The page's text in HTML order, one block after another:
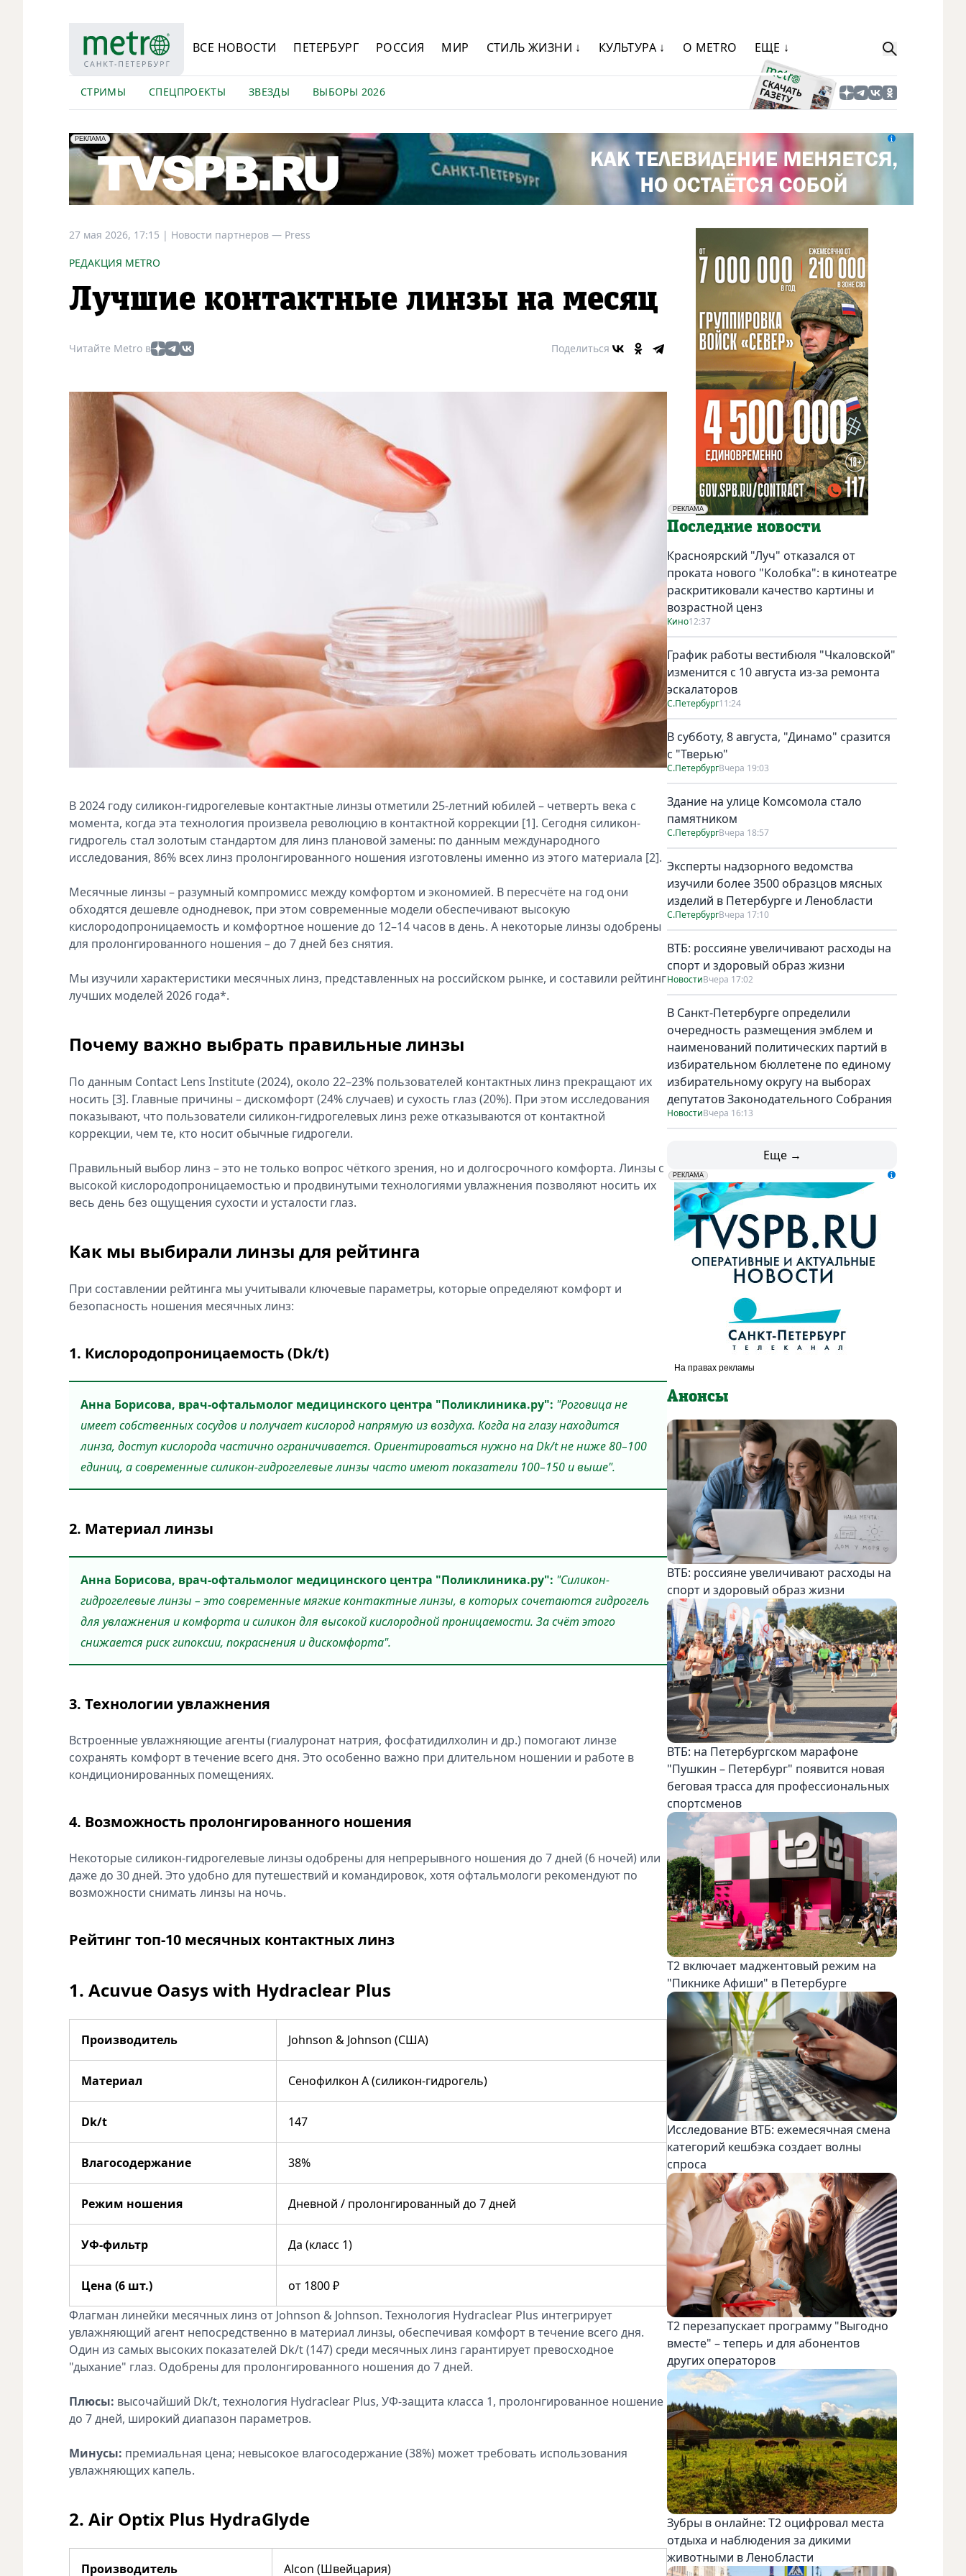
ВСЕ НОВОСТИ ПЕТЕРБУРГ РОССИЯ МИР СТИЛЬ ЖИЗНИ ↓ КУЛЬТУРА ↓ О METRO ЕЩЕ ↓
СТРИМЫ СПЕЦПРОЕКТЫ ЗВЕЗДЫ ВЫБОРЫ 2026
erid: LdtCK5Efv
РЕКЛАМА
АО "ГАТР", ИНН: 7841320717
27 мая 2026, 17:15 | Новости партнеров — Press
РЕДАКЦИЯ METRO
Лучшие контактные линзы на месяц
Читайте Metro в Поделиться
В 2024 году силикон-гидрогелевые контактные линзы отметили 25-летний юбилей – четверть века с
момента, когда эта технология произвела революцию в контактной коррекции [1]. Сегодня силикон-
гидрогель стал золотым стандартом для линз плановой замены: по данным международного
исследования, 86% всех линз пролонгированного ношения изготовлены именно из этого материала [2].
Месячные линзы – разумный компромисс между комфортом и экономией. В пересчёте на год они
обходятся дешевле однодневок, при этом современные модели обеспечивают высокую
кислородопроницаемость и комфортное ношение до 12–14 часов в день. А некоторые линзы одобрены
для пролонгированного ношения – до 7 дней без снятия.
Мы изучили характеристики месячных линз, представленных на российском рынке, и составили рейтинг
лучших моделей 2026 года*.
Почему важно выбрать правильные линзы
По данным Contact Lens Institute (2024), около 22–23% пользователей контактных линз прекращают их
носить [3]. Главные причины – дискомфорт (24% случаев) и сухость глаз (20%). При этом исследования
показывают, что пользователи силикон-гидрогелевых линз реже отказываются от контактной
коррекции, чем те, кто носит обычные гидрогели.
Правильный выбор линз – это не только вопрос чёткого зрения, но и долгосрочного комфорта. Линзы с
высокой кислородопроницаемостью и продвинутыми технологиями увлажнения позволяют носить их
весь день без ощущения сухости и усталости глаз.
Как мы выбирали линзы для рейтинга
При составлении рейтинга мы учитывали ключевые параметры, которые определяют комфорт и
безопасность ношения месячных линз:
1. Кислородопроницаемость (Dk/t)
Анна Борисова, врач-офтальмолог медицинского центра "Поликлиника.ру": "Роговица не
имеет собственных сосудов и получает кислород напрямую из воздуха. Когда на глазу находится
линза, доступ кислорода частично ограничивается. Ориентироваться нужно на Dk/t не ниже 80–100
единиц, а современные силикон-гидрогелевые линзы часто имеют показатели 100–150 и выше".
2. Материал линзы
Анна Борисова, врач-офтальмолог медицинского центра "Поликлиника.ру": "Силикон-
гидрогелевые линзы – это современные мягкие контактные линзы, в которых сочетаются гидрогель
для увлажнения и комфорта и силикон для высокой кислородной проницаемости. За счёт этого
снижается риск гипоксии, покраснения и дискомфорта".
3. Технологии увлажнения
Встроенные увлажняющие агенты (гиалуронат натрия, фосфатидилхолин и др.) помогают линзе
сохранять комфорт в течение всего дня. Это особенно важно при длительном ношении и работе в
кондиционированных помещениях.
4. Возможность пролонгированного ношения
Некоторые силикон-гидрогелевые линзы одобрены для непрерывного ношения до 7 дней (6 ночей) или
даже до 30 дней. Это удобно для путешествий и командировок, хотя офтальмологи рекомендуют по
возможности снимать линзы на ночь.
Рейтинг топ-10 месячных контактных линз
1. Acuvue Oasys with Hydraclear Plus
Производитель Johnson & Johnson (США)
Материал Сенофилкон А (силикон-гидрогель)
Dk/t 147
Влагосодержание 38%
Режим ношения Дневной / пролонгированный до 7 дней
УФ-фильтр Да (класс 1)
Цена (6 шт.)
от 1800 ₽
Флагман линейки месячных линз от Johnson & Johnson. Технология Hydraclear Plus интегрирует
увлажняющий агент непосредственно в материал линзы, обеспечивая комфорт в течение всего дня.
Один из самых высоких показателей Dk/t (147) среди месячных линз гарантирует превосходное
"дыхание" глаз. Одобрены для пролонгированного ношения до 7 дней.
Плюсы: высочайший Dk/t, технология Hydraclear Plus, УФ-защита класса 1, пролонгированное ношение
до 7 дней, широкий диапазон параметров.
Минусы: премиальная цена; невысокое влагосодержание (38%) может требовать использования
увлажняющих капель.
2. Air Optix Plus HydraGlyde
Производитель Alcon (Швейцария)
РЕКЛАМА
Социальная реклама
Последние новости
Красноярский "Луч" отказался от
проката нового "Колобка": в кинотеатре
раскритиковали качество картины и
возрастной ценз
Кино12:37
График работы вестибюля "Чкаловской"
изменится с 10 августа из-за ремонта
эскалаторов
С.Петербург11:24
В субботу, 8 августа, "Динамо" сразится
с "Тверью"
С.ПетербургВчера 19:03
Здание на улице Комсомола стало
памятником
С.ПетербургВчера 18:57
Эксперты надзорного ведомства
изучили более 3500 образцов мясных
изделий в Петербурге и Ленобласти
С.ПетербургВчера 17:10
ВТБ: россияне увеличивают расходы на
спорт и здоровый образ жизни
НовостиВчера 17:02
В Санкт-Петербурге определили
очередность размещения эмблем и
наименований политических партий в
избирательном бюллетене по единому
избирательному округу на выборах
депутатов Законодательного Собрания
НовостиВчера 16:13
Еще →
erid: LdtCK5udn
РЕКЛАМА
АО "ГАТР", ИНН: 7841320717
Анонсы
ВТБ: россияне увеличивают расходы на
спорт и здоровый образ жизни
ВТБ: на Петербургском марафоне
"Пушкин – Петербург" появится новая
беговая трасса для профессиональных
спортсменов
Т2 включает маджентовый режим на
"Пикнике Афиши" в Петербурге
Исследование ВТБ: ежемесячная смена
категорий кешбэка создает волны
спроса
Т2 перезапускает программу "Выгодно
вместе" – теперь и для абонентов
других операторов
Зубры в онлайне: Т2 оцифровал места
отдыха и наблюдения за дикими
животными в Ленобласти